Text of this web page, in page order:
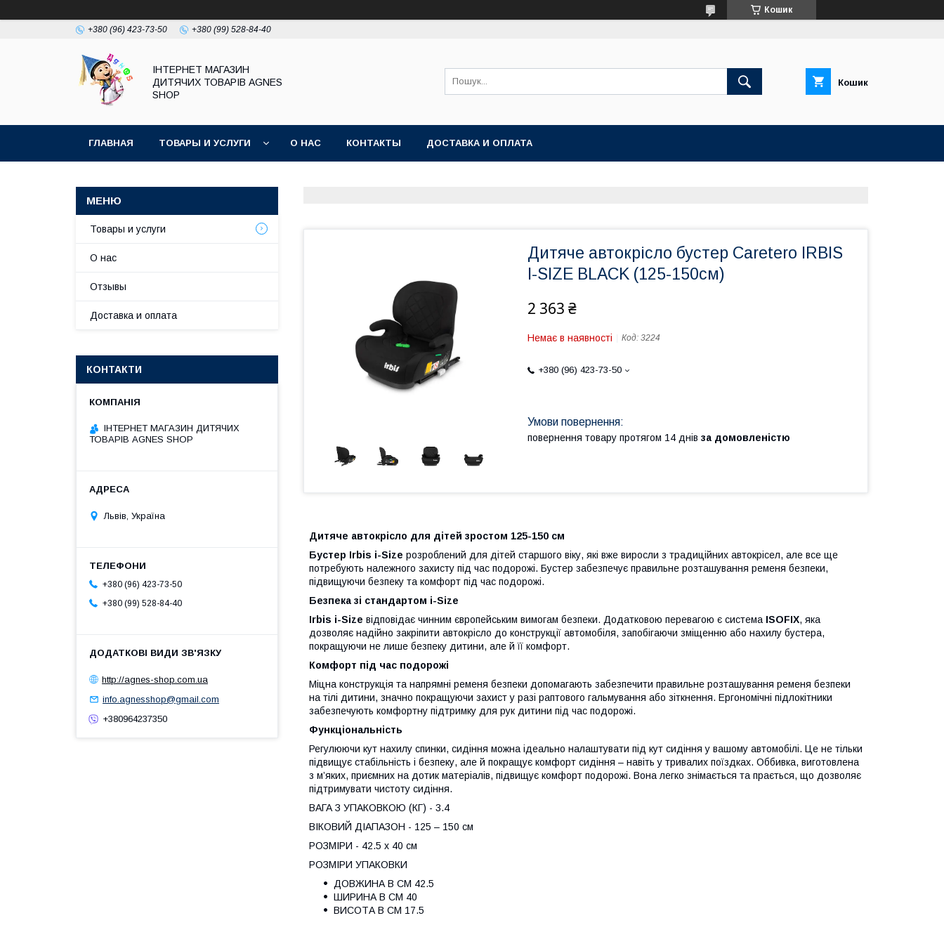
Кошик
+380 (96) 423-73-50 +380 (99) 528-84-40
ІНТЕРНЕТ МАГАЗИН
ДИТЯЧИХ ТОВАРІВ AGNES
SHOP
Кошик
ГЛАВНАЯ ТОВАРЫ И УСЛУГИ О НАС КОНТАКТЫ ДОСТАВКА И ОПЛАТА
Дитяче автокрісло бустер Caretero IRBIS
I-SIZE BLACK (125-150см)
2 363 ₴
Немає в наявності Код: 3224
+380 (96) 423-73-50
повернення товару протягом 14 днів за домовленістю
Дитяче автокрісло для дітей зростом 125-150 см
Бустер Irbis i-Size розроблений для дітей старшого віку, які вже виросли з традиційних автокрісел, але все ще
потребують належного захисту під час подорожі. Бустер забезпечує правильне розташування ременя безпеки,
підвищуючи безпеку та комфорт під час подорожі.
Безпека зі стандартом i-Size
Irbis i-Size відповідає чинним європейським вимогам безпеки. Додатковою перевагою є система ISOFIX, яка
дозволяє надійно закріпити автокрісло до конструкції автомобіля, запобігаючи зміщенню або нахилу бустера,
покращуючи не лише безпеку дитини, але й її комфорт.
Комфорт під час подорожі
Міцна конструкція та напрямні ременя безпеки допомагають забезпечити правильне розташування ременя безпеки
на тілі дитини, значно покращуючи захист у разі раптового гальмування або зіткнення. Ергономічні підлокітники
забезпечують комфортну підтримку для рук дитини під час подорожі.
Функціональність
Регулюючи кут нахилу спинки, сидіння можна ідеально налаштувати під кут сидіння у вашому автомобілі. Це не тільки
підвищує стабільність і безпеку, але й покращує комфорт сидіння – навіть у тривалих поїздках. Оббивка, виготовлена ​​
з м’яких, приємних на дотик матеріалів, підвищує комфорт подорожі. Вона легко знімається та прається, що дозволяє
підтримувати чистоту сидіння.
ВАГА З УПАКОВКОЮ (КГ) - 3.4
ВІКОВИЙ ДІАПАЗОН - 125 – 150 см
РОЗМІРИ - 42.5 x 40 см
РОЗМІРИ УПАКОВКИ
ДОВЖИНА В СМ 42.5
ШИРИНА В СМ 40
ВИСОТА В СМ 17.5
Товары и услуги
О нас
Отзывы
Доставка и оплата
КОНТАКТИ
ІНТЕРНЕТ МАГАЗИН ДИТЯЧИХ
ТОВАРІВ AGNES SHOP
Львів, Україна
+380 (96) 423-73-50
+380 (99) 528-84-40
http://agnes-shop.com.ua
info.agnesshop@gmail.com
+380964237350